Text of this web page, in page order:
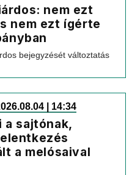
nem ezt
nem ezt ígérte
bejegyzését változtatás
| 14:34
a sajtónak,
a melósaival